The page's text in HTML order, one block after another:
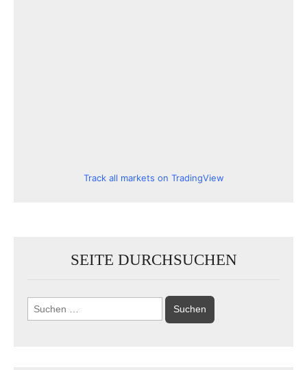
Track all markets on TradingView
SEITE DURCHSUCHEN
Suchen
nach: